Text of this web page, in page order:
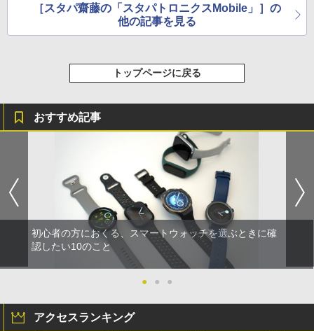
［スタパ齋藤の「スタパトロニクスMobile」］の
他の記事を見る
トップページに戻る
おすすめ記事
初心者の方におくる、スマートウォッチを選ぶときに確
認したい10のこと
● ● ●
アクセスランキング